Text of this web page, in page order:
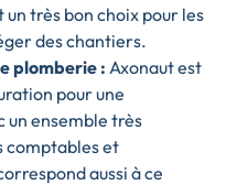
très bon choix pour les
des chantiers.
plomberie : Axonaut est
pour une
un ensemble très
comptables et
aussi à ce